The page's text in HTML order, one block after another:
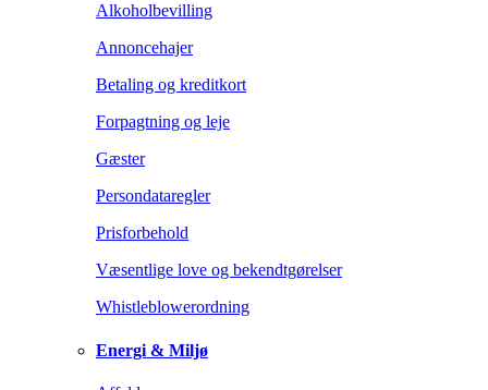
Alkoholbevilling
Annoncehajer
Betaling og kreditkort
Forpagtning og leje
Gæster
Persondataregler
Prisforbehold
Væsentlige love og bekendtgørelser
Whistleblowerordning
Energi & Miljø